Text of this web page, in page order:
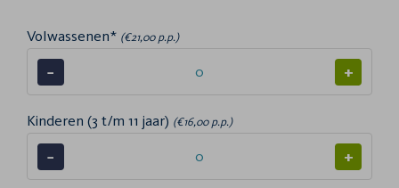
Volwassenen* (€21,00 p.p.)
− +
Kinderen (3 t/m 11 jaar) (€16,00 p.p.)
− +